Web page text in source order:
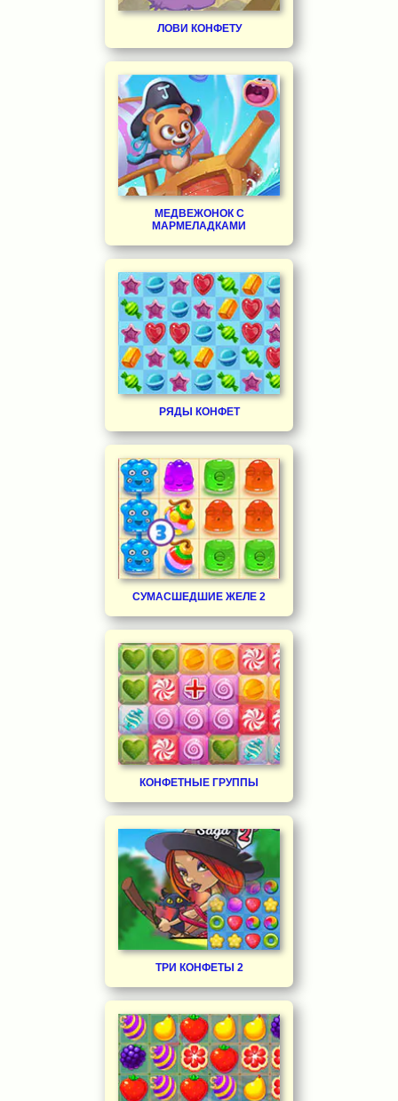
ЛОВИ КОНФЕТУ
МЕДВЕЖОНОК С
МАРМЕЛАДКАМИ
РЯДЫ КОНФЕТ
СУМАСШЕДШИЕ ЖЕЛЕ 2
КОНФЕТНЫЕ ГРУППЫ
ТРИ КОНФЕТЫ 2